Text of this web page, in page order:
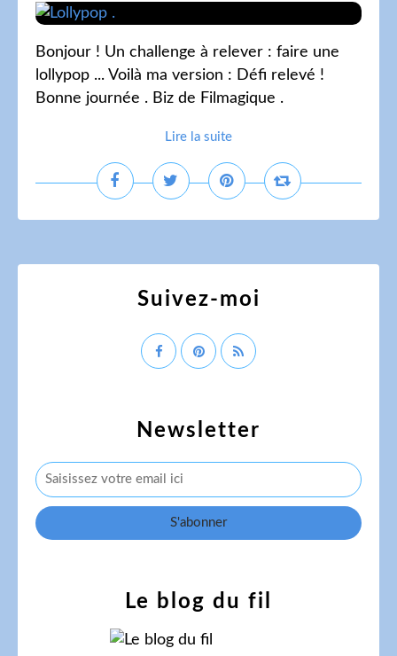
Bonjour ! Un challenge à relever : faire une
lollypop ... Voilà ma version : Défi relevé !
Bonne journée . Biz de Filmagique .
Lire la suite
Newsletter
Le blog du fil
Suivez-moi